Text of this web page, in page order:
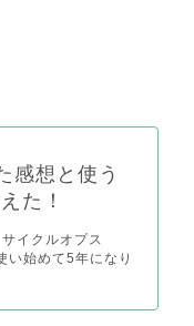
感想と使う
た！
イクルオプス
い始めて5年になり